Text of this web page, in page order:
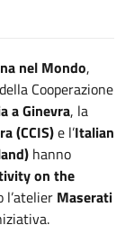
nel Mondo,
Cooperazione
a Ginevra, la
(CCIS)e l’Italian
hanno
on the
l’atelier Maserati